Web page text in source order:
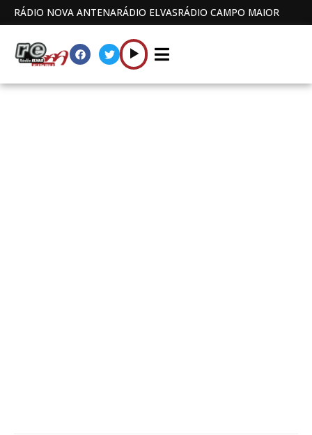
RÁDIO NOVA ANTENARÁDIO ELVASRÁDIO CAMPO MAIOR